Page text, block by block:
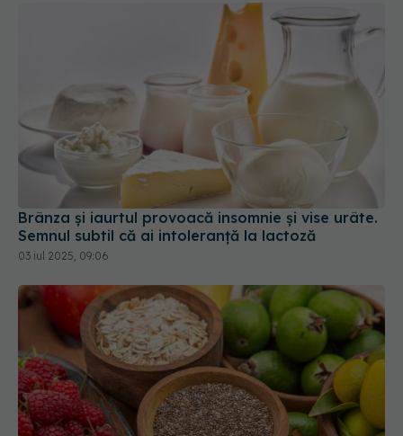
Brânza și iaurtul provoacă insomnie și vise urâte.
Semnul subtil că ai intoleranță la lactoză
03 iul 2025, 09:06